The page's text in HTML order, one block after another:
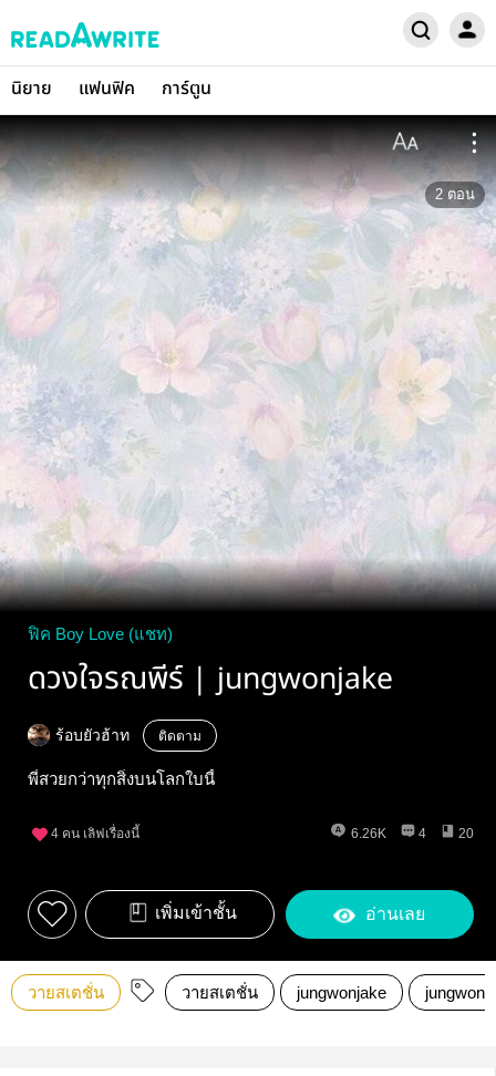
นิยาย แฟนฟิค การ์ตูน
2 ตอน
ฟิค Boy Love (แชท)
ดวงใจรณพีร์ | jungwonjake
ร้อบยัวฮ้าท ติดตาม
พี่สวยกว่าทุกสิ่งบนโลกใบนี้
4 คน เลิฟเรื่องนี้ 6.26K 4 20
เพิ่มเข้าชั้น อ่านเลย
วายสเตชั่น วายสเตชั่น jungwonjake jungwon